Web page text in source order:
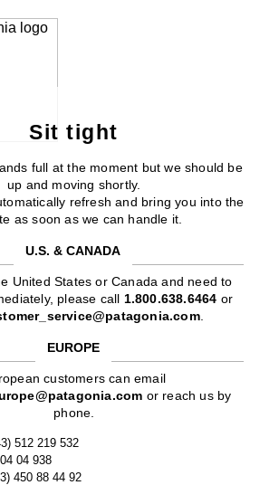
Sit tight
full at the moment but we should be
up and moving shortly.
refresh and bring you into the
as soon as we can handle it.
U.S. & CANADA
United States or Canada and need to
please call 1.800.638.6464 or
.
EUROPE
customers can email
or reach us by
phone.
512 219 532
04 938
450 88 44 92